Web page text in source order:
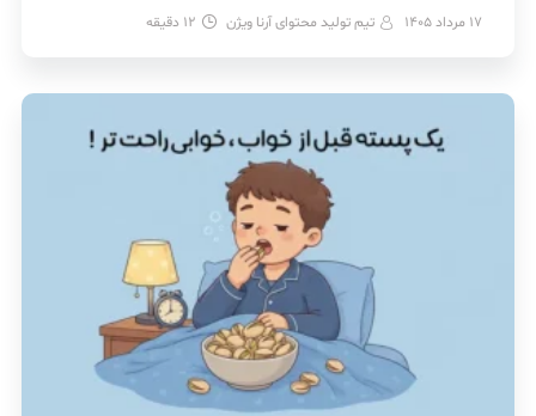
17 مرداد 1405 تیم تولید محتوای آرنا ویژن 12 دقیقه